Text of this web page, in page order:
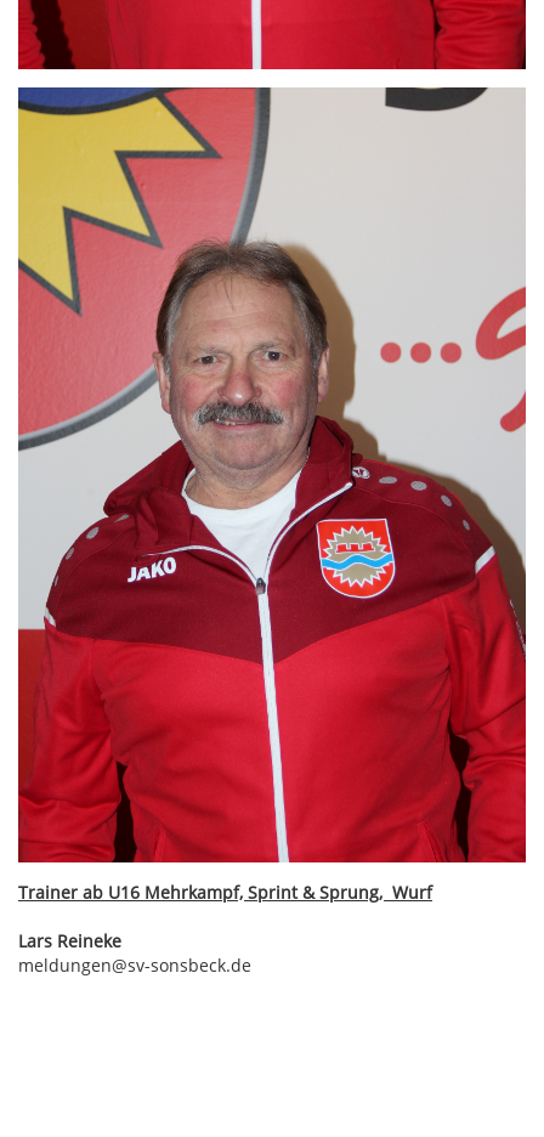
Trainer ab U16 Mehrkampf, Sprint & Sprung, Wurf
Lars Reineke
meldungen@sv-sonsbeck.de